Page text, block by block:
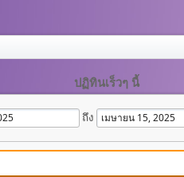
ปฏิทินเร็วๆ นี้
ถึง